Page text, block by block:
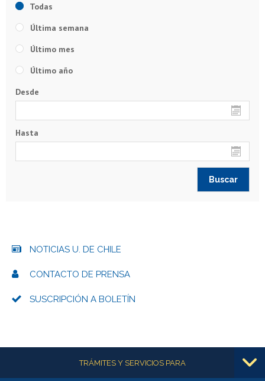
Todas
Última semana
Último mes
Último año
Desde
Hasta
NOTICIAS U. DE CHILE
CONTACTO DE PRENSA
SUSCRIPCIÓN A BOLETÍN
Más informaciónTRÁMITES Y SERVICIOS PARA